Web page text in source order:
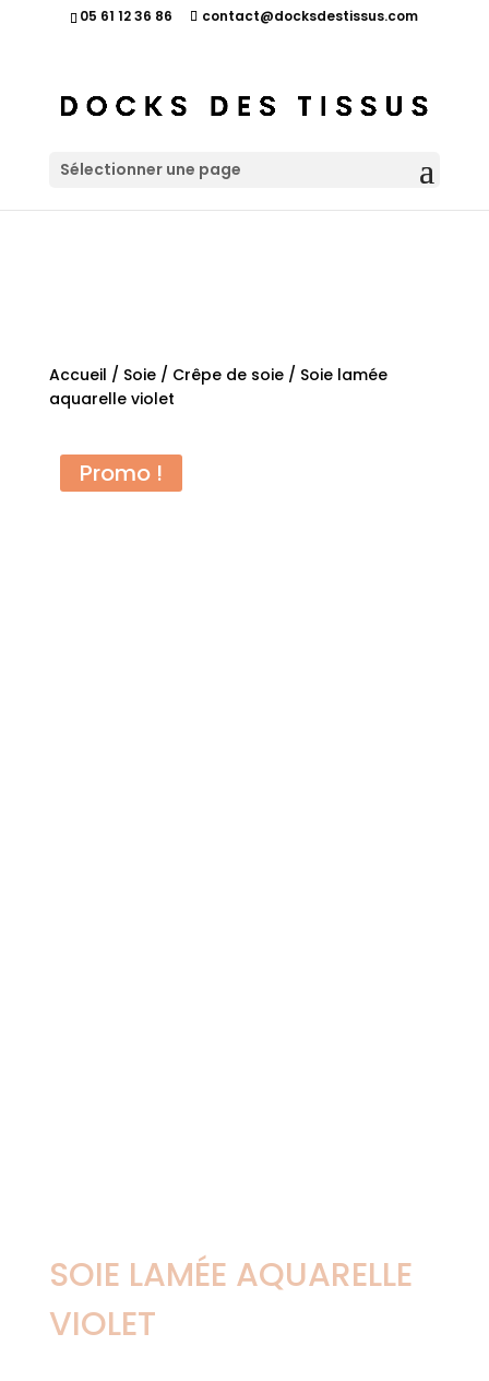
05 61 12 36 86 contact@docksdestissus.com
Sélectionner une page
Accueil / Soie/ Crêpe de soie/ Soie lamée
aquarelle violet
Promo !
SOIE LAMÉE AQUARELLE
VIOLET